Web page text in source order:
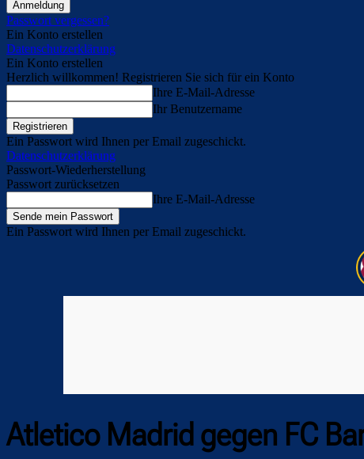
Passwort vergessen?
Ein Konto erstellen
Datenschutzerklärung
Ein Konto erstellen
Herzlich willkommen! Registrieren Sie sich für ein Konto
Ihre E-Mail-Adresse
Ihr Benutzername
Ein Passwort wird Ihnen per Email zugeschickt.
Datenschutzerklärung
Passwort-Wiederherstellung
Passwort zurücksetzen
Ihre E-Mail-Adresse
Ein Passwort wird Ihnen per Email zugeschickt.
Atletico Madrid gegen FC